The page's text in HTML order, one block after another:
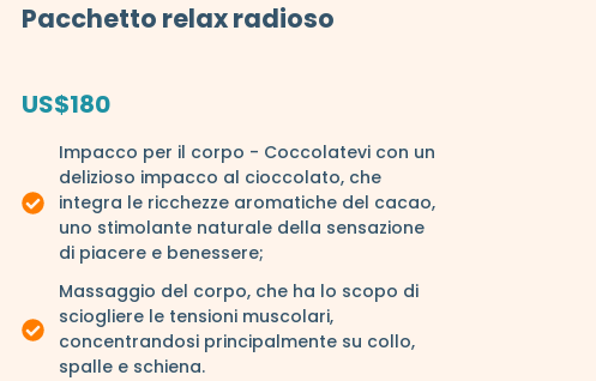
Pacchetto relax radioso
US$180
Impacco per il corpo - Coccolatevi con un
delizioso impacco al cioccolato, che
integra le ricchezze aromatiche del cacao,
uno stimolante naturale della sensazione
di piacere e benessere;
Massaggio del corpo, che ha lo scopo di
sciogliere le tensioni muscolari,
concentrandosi principalmente su collo,
spalle e schiena.